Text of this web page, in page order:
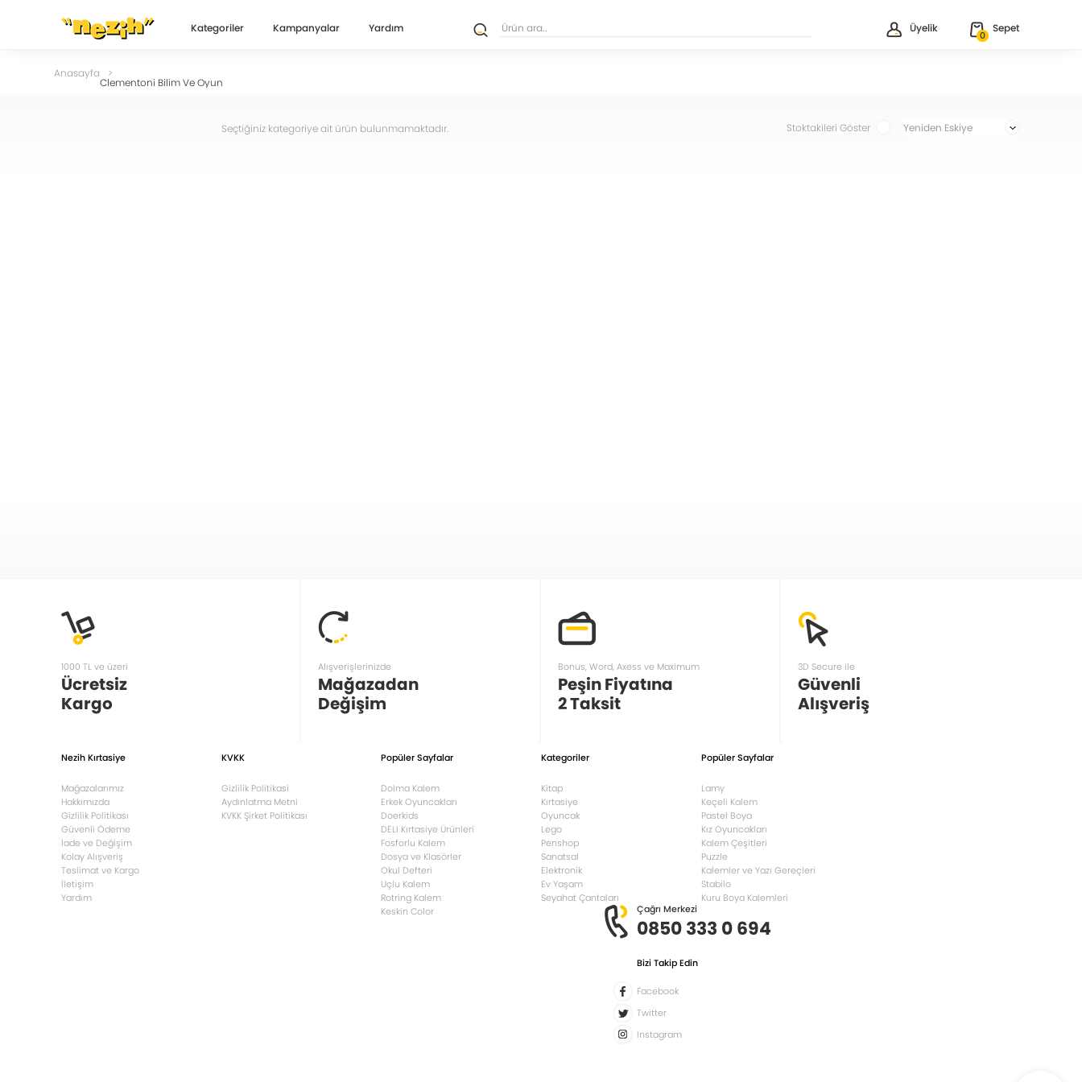
Kategoriler Kampanyalar Yardım Üyelik
0
Sepet
Anasayfa
Clementoni Bilim Ve Oyun
Seçtiğiniz kategoriye ait ürün bulunmamaktadır. Stoktakileri Göster
1000 TL ve üzeri
Ücretsiz
Kargo
Alışverişlerinizde
Mağazadan
Değişim
Bonus, Word, Axess ve Maximum
Peşin Fiyatına
2 Taksit
3D Secure ile
Güvenli
Alışveriş
Nezih Kırtasiye
Mağazalarımız
Hakkımızda
Gizlilik Politikası
Güvenli Ödeme
İade ve Değişim
Kolay Alışveriş
Teslimat ve Kargo
İletişim
Yardım
KVKK
Gizlilik Politikasi
Aydınlatma Metni
KVKK Şirket Politikası
Popüler Sayfalar
Dolma Kalem
Erkek Oyuncakları
Doerkids
DELI Kırtasiye Ürünleri
Fosforlu Kalem
Dosya ve Klasörler
Okul Defteri
Uçlu Kalem
Rotring Kalem
Keskin Color
Kategoriler
Kitap
Kırtasiye
Oyuncak
Lego
Penshop
Sanatsal
Elektronik
Ev Yaşam
Seyahat Çantaları
Popüler Sayfalar
Lamy
Keçeli Kalem
Pastel Boya
Kız Oyuncakları
Kalem Çeşitleri
Puzzle
Kalemler ve Yazı Gereçleri
Stabilo
Kuru Boya Kalemleri
Çağrı Merkezi
0850 333 0 694
Bizi Takip Edin
Facebook
Twitter
Instagram